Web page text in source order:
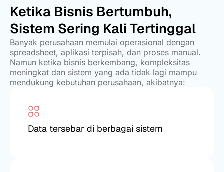
Ketika Bisnis Bertumbuh,
Sistem Sering Kali Tertinggal
Banyak perusahaan memulai operasional dengan
spreadsheet, aplikasi terpisah, dan proses manual.
Namun ketika bisnis berkembang, kompleksitas
meningkat dan sistem yang ada tidak lagi mampu
mendukung kebutuhan perusahaan, akibatnya:
Data tersebar di berbagai sistem